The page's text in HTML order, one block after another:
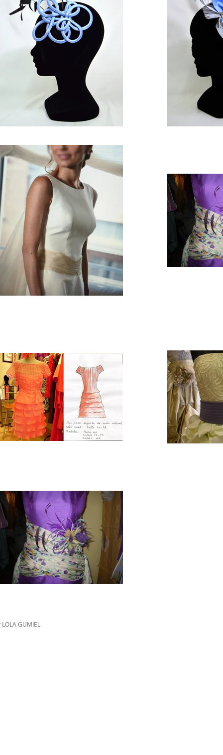
GUMIEL